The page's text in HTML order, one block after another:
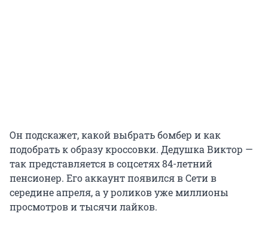
Он подскажет, какой выбрать бомбер и как
подобрать к образу кроссовки. Дедушка Виктор —
так представляется в соцсетях 84-летний
пенсионер. Его аккаунт появился в Сети в
середине апреля, а у роликов уже миллионы
просмотров и тысячи лайков.